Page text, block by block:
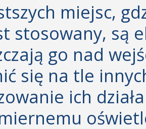
miejsc,
stosowany, są
go nad
się na tle
ich